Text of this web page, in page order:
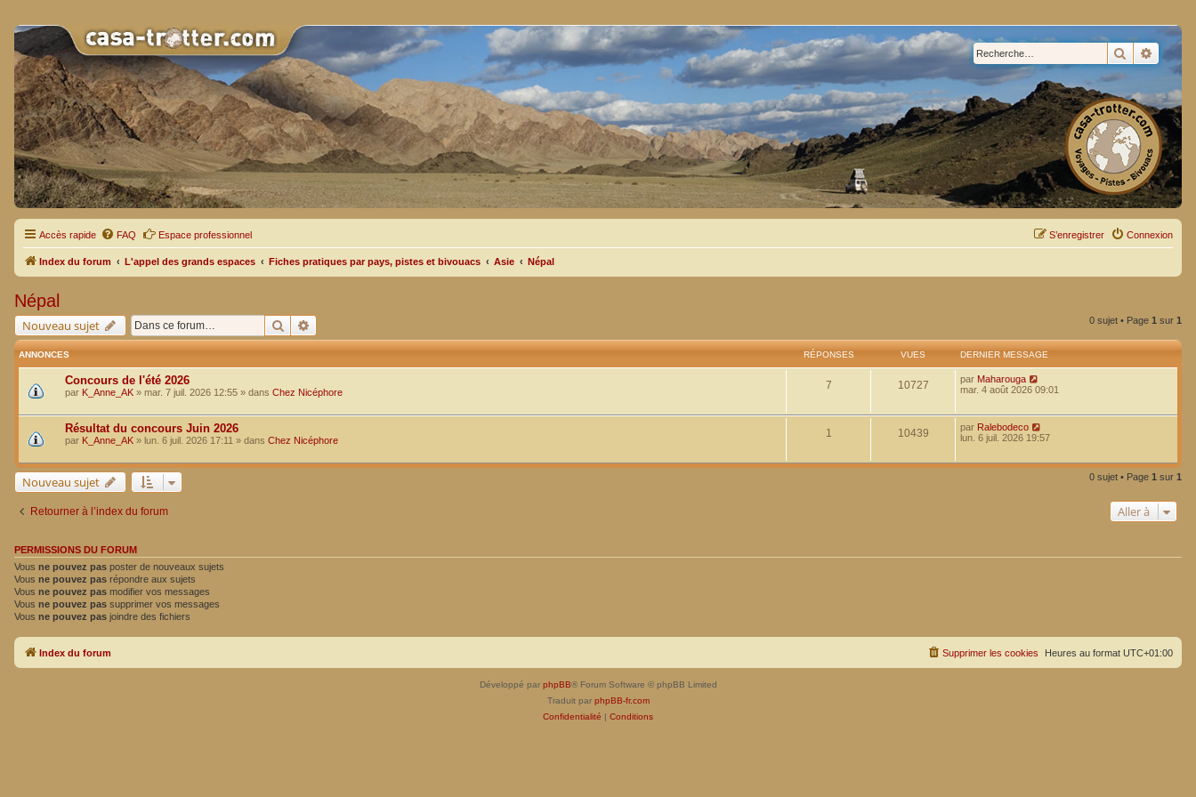
Rechercher
Accès rapide FAQ Espace professionnel Connexion
S’enregistrer
Index du forum L'appel des grands espaces Fiches pratiques par pays, pistes et bivouacs Asie Népal
Népal
Nouveau sujet Rechercher 0 sujet • Page 1 sur 1
ANNONCES RÉPONSES VUES DERNIER MESSAGE
Concours de l'été 2026
par K_Anne_AK » mar. 7 juil. 2026 12:55 » dans Chez Nicéphore
7 10727 par Maharouga
mar. 4 août 2026 09:01
Résultat du concours Juin 2026
par K_Anne_AK » lun. 6 juil. 2026 17:11 » dans Chez Nicéphore
1 10439 par Ralebodeco
lun. 6 juil. 2026 19:57
Nouveau sujet 0 sujet • Page 1 sur 1
Retourner à l’index du forum Aller à
PERMISSIONS DU FORUM
Vous ne pouvez pas poster de nouveaux sujets
Vous ne pouvez pas répondre aux sujets
Vous ne pouvez pas modifier vos messages
Vous ne pouvez pas supprimer vos messages
Vous ne pouvez pas joindre des fichiers
Index du forum Heures au format UTC+01:00
Supprimer les cookies
Développé par phpBB® Forum Software © phpBB Limited
Traduit par phpBB-fr.com
Confidentialité | Conditions